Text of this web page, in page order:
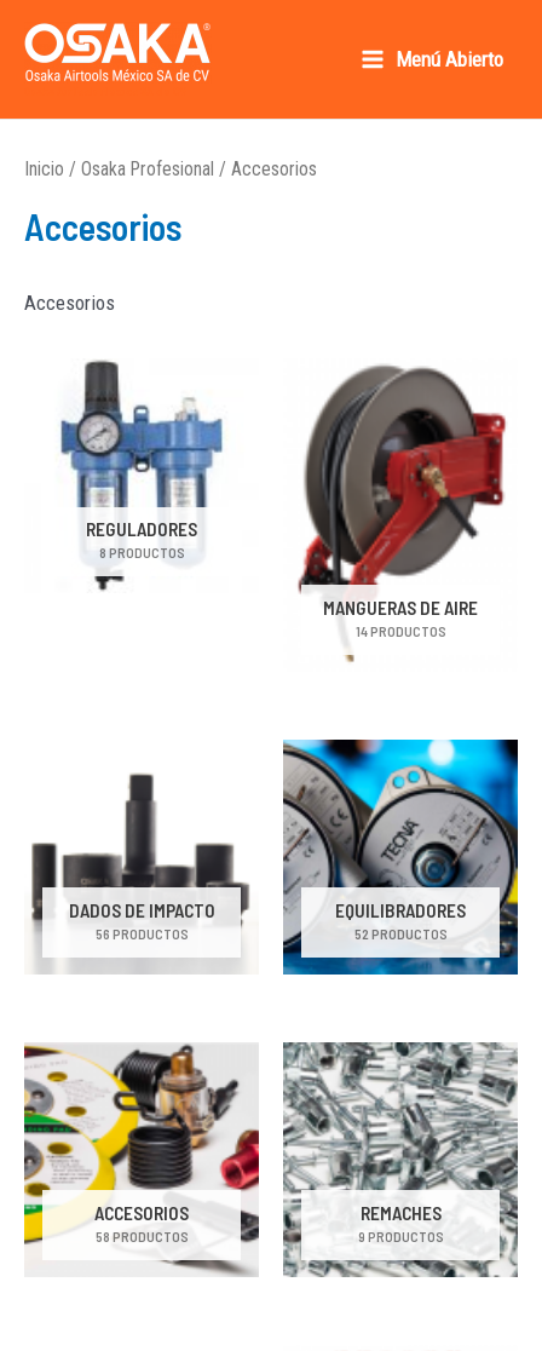
Menú Abierto
Inicio / Osaka Profesional / Accesorios
Accesorios
Accesorios
REGULADORES
8 PRODUCTOS
MANGUERAS DE AIRE
14 PRODUCTOS
DADOS DE IMPACTO
56 PRODUCTOS
EQUILIBRADORES
52 PRODUCTOS
ACCESORIOS
58 PRODUCTOS
REMACHES
9 PRODUCTOS